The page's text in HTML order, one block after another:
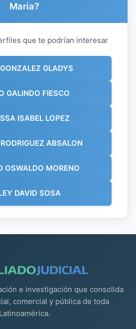
Maria?
que te podrían interesar
GLADYS
GALINDO FIESCO
ISABEL LOPEZ
ABSALON
OSWALDO MORENO
DAVID SOSA
e investigación que consolida
comercial y pública de toda
Latinoamérica.